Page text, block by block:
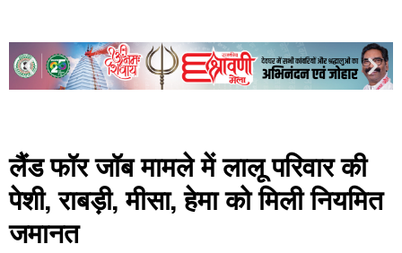
लैंड फॉर जॉब मामले में लालू परिवार की
पेशी, राबड़ी, मीसा, हेमा को मिली नियमित
जमानत